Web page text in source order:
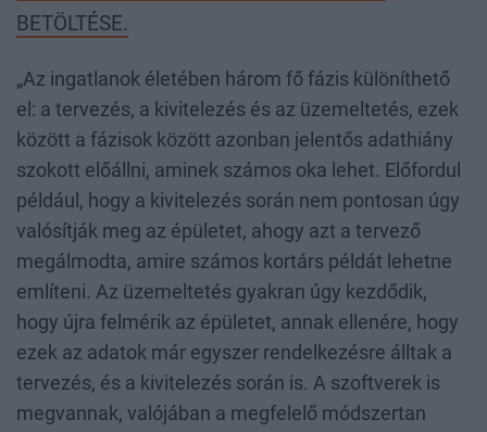
BETÖLTÉSE.
„Az ingatlanok életében három fő fázis különíthető
el: a tervezés, a kivitelezés és az üzemeltetés, ezek
között a fázisok között azonban jelentős adathiány
szokott előállni, aminek számos oka lehet. Előfordul
például, hogy a kivitelezés során nem pontosan úgy
valósítják meg az épületet, ahogy azt a tervező
megálmodta, amire számos kortárs példát lehetne
említeni. Az üzemeltetés gyakran úgy kezdődik,
hogy újra felmérik az épületet, annak ellenére, hogy
ezek az adatok már egyszer rendelkezésre álltak a
tervezés, és a kivitelezés során is. A szoftverek is
megvannak, valójában a megfelelő módszertan